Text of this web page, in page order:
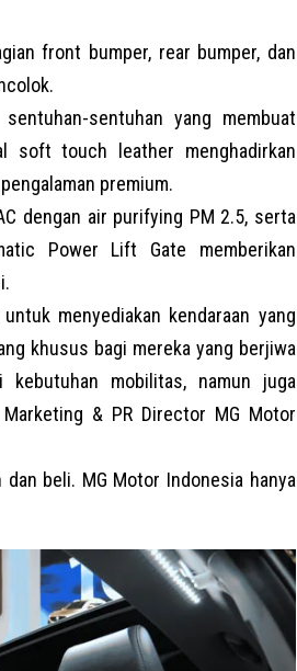
front bumper, rear bumper, dan
sentuhan yang membuat
soft touch leather menghadirkan
premium.
dengan air purifying PM 2.5, serta
Power Lift Gate memberikan
menyediakan kendaraan yang
khusus bagi mereka yang berjiwa
mobilitas, namun juga
& PR Director MG Motor
beli. MG Motor Indonesia hanya